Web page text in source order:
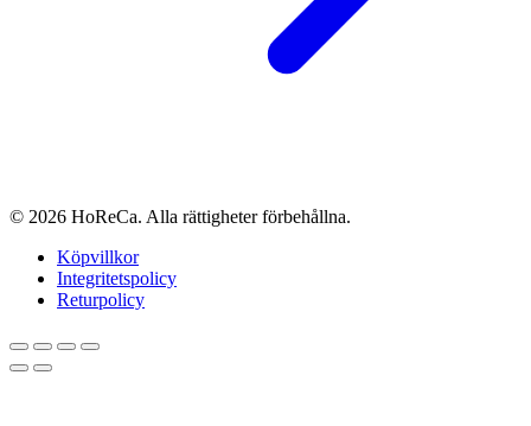
© 2026 HoReCa. Alla rättigheter förbehållna.
Köpvillkor
Integritetspolicy
Returpolicy